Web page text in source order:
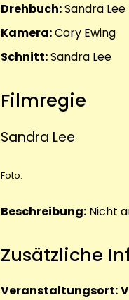
Drehbuch:Sandra Lee
Kamera:Cory Ewing
Schnitt:Sandra Lee
Filmregie
Sandra Lee
Foto:
Beschreibung: Nicht
Zusätzliche
Veranstaltungsort: